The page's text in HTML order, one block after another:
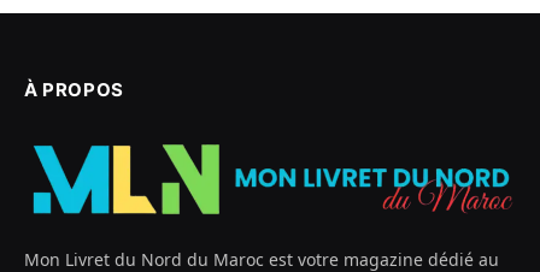
À PROPOS
Mon Livret du Nord du Maroc est votre magazine dédié au